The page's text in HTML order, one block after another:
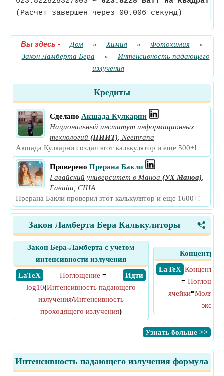
(Расчет завершен через 00.006 секунд)
Вы здесь - Дом » Химия » Фотохимия
»
Закон Ламберта Бера
»
Интенсивность падающего
излучения
Кредиты
Сделано Акшада Кулкарни
Национальный институт информационных
технологий (НИИТ)
Neemrana
Акшада Кулкарни создал этот калькулятор и еще 500+!
Проверено Прерана Бакли
Гавайский университет в Маноа (УХ Маноа)
Гавайи, США
Прерана Бакли проверил этот калькулятор и еще 1600+!
<
Закон Ламберта Бера Калькуляторы
Закон Бера-Ламберта с учетом
интенсивности излучения
​ LaTeX
​ Идти
Поглощение =
log10(Интенсивность падающего
излучения/Интенсивность
проходящего излучения)
​ LaTeX
=
ячейки*
​Узнать больше >>
Интенсивность падающего излучения формула